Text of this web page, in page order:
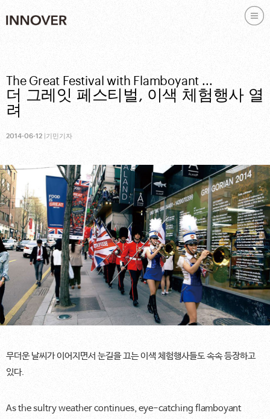
The Great Festival with Flamboyant ...
더 그레잇 페스티벌, 이색 체험행사 열
려
2014-06-12 기민기자
무더운 날씨가 이어지면서 눈길을 끄는 이색 체험행사들도 속속 등장하고
있다.
As the sultry weather continues, eye-catching flamboyant